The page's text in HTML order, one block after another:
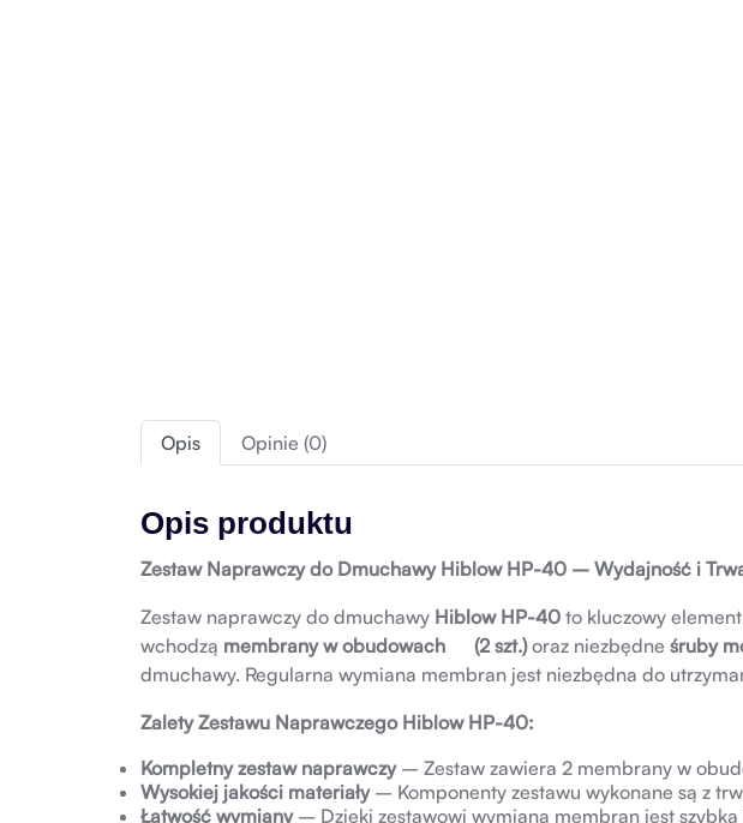
Opis Opinie (0)
Opis produktu
Zestaw Naprawczy do Dmuchawy Hiblow HP-40 – Wydajność i
Zestaw naprawczy do dmuchawy Hiblow HP-40 to kluczowy
wchodzą membrany w obudowach (2 szt.)oraz niezbędne śruby
dmuchawy. Regularna wymiana membran jest niezbędna do
Zalety Zestawu Naprawczego Hiblow HP-40:
Kompletny zestaw naprawczy– Zestaw zawiera 2 membrany w
Wysokiej jakości materiały– Komponenty zestawu wykonane są z
Łatwość wymiany– Dzięki zestawowi wymiana membran jest